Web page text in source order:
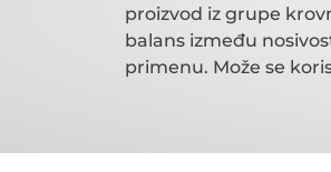
proizvod iz grupe
balans između
primenu. Može se